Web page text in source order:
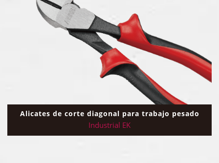
Alicates de corte diagonal para trabajo pesado
Industrial EK